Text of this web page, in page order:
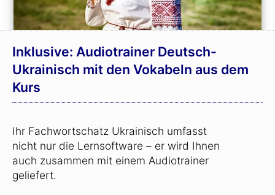
Inklusive: Audiotrainer Deutsch-
Ukrainisch mit den Vokabeln aus dem
Kurs
Ihr Fachwortschatz Ukrainisch umfasst
nicht nur die Lernsoftware – er wird Ihnen
auch zusammen mit einem Audiotrainer
geliefert.